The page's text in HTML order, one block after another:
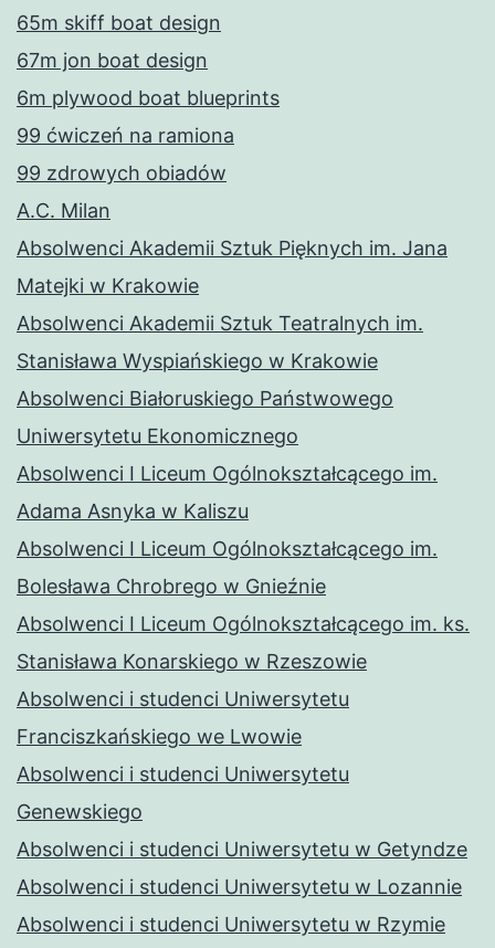
65m skiff boat design
67m jon boat design
6m plywood boat blueprints
99 ćwiczeń na ramiona
99 zdrowych obiadów
A.C. Milan
Absolwenci Akademii Sztuk Pięknych im. Jana
Matejki w Krakowie
Absolwenci Akademii Sztuk Teatralnych im.
Stanisława Wyspiańskiego w Krakowie
Absolwenci Białoruskiego Państwowego
Uniwersytetu Ekonomicznego
Absolwenci I Liceum Ogólnokształcącego im.
Adama Asnyka w Kaliszu
Absolwenci I Liceum Ogólnokształcącego im.
Bolesława Chrobrego w Gnieźnie
Absolwenci I Liceum Ogólnokształcącego im. ks.
Stanisława Konarskiego w Rzeszowie
Absolwenci i studenci Uniwersytetu
Franciszkańskiego we Lwowie
Absolwenci i studenci Uniwersytetu
Genewskiego
Absolwenci i studenci Uniwersytetu w Getyndze
Absolwenci i studenci Uniwersytetu w Lozannie
Absolwenci i studenci Uniwersytetu w Rzymie